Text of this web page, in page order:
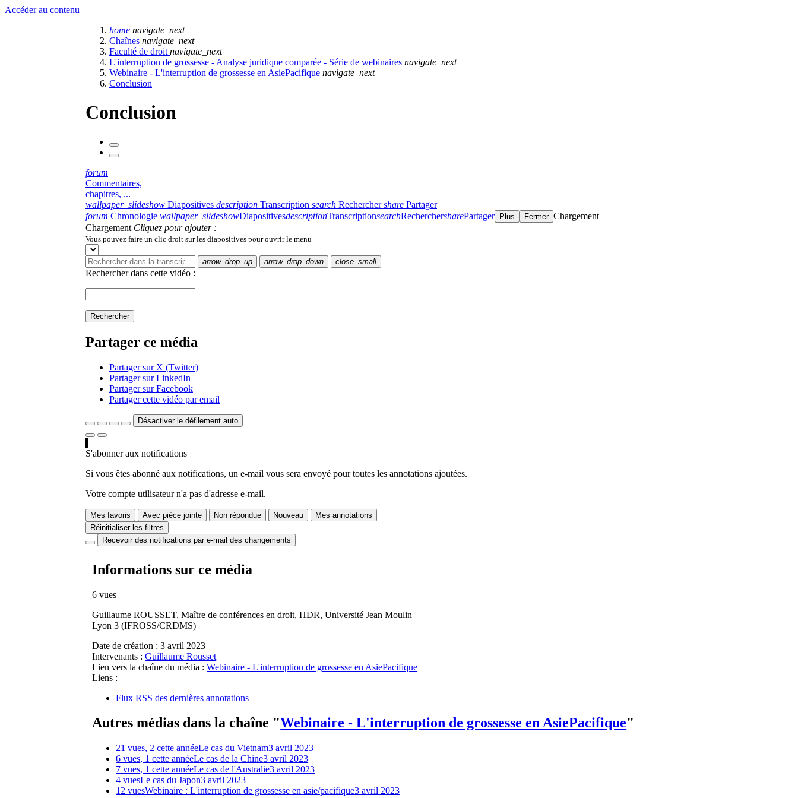
Accéder au contenu
home navigate_next
Chaînes navigate_next
Faculté de droit navigate_next
L'interruption de grossesse - Analyse juridique comparée - Série de webinaires navigate_next
Webinaire - L'interruption de grossesse en AsiePacifique navigate_next
Conclusion
Conclusion
forum
Commentaires,
chapitres, ...
wallpaper_slideshow Diapositives description Transcription search Rechercher share Partager
forum Chronologie wallpaper_slideshowDiapositivesdescriptionTranscriptionsearchRecherchersharePartager Plus Fermer Chargement
Chargement Cliquez pour ajouter :
Vous pouvez faire un clic droit sur les diapositives pour ouvrir le menu
arrow_drop_up arrow_drop_down close_small
Rechercher dans cette vidéo :
Rechercher
Partager ce média
Partager sur X (Twitter)
Partager sur LinkedIn
Partager sur Facebook
Partager cette vidéo par email
Désactiver le défilement auto
S'abonner aux notifications
Si vous êtes abonné aux notifications, un e-mail vous sera envoyé pour toutes les annotations ajoutées.
Votre compte utilisateur n'a pas d'adresse e-mail.
Mes favoris Avec pièce jointe Non répondue Nouveau
Mes annotations
Réinitialiser les filtres
Recevoir des notifications par e-mail des changements
Informations sur ce média
6 vues
Guillaume ROUSSET, Maître de conférences en droit, HDR, Université Jean Moulin
Lyon 3 (IFROSS/CRDMS)
Date de création : 3 avril 2023
Intervenants : Guillaume Rousset
Lien vers la chaîne du média : Webinaire - L'interruption de grossesse en AsiePacifique
Liens :
Flux RSS des dernières annotations
Autres médias dans la chaîne "Webinaire - L'interruption de grossesse en AsiePacifique"
21 vues, 2 cette annéeLe cas du Vietnam3 avril 2023
6 vues, 1 cette annéeLe cas de la Chine3 avril 2023
7 vues, 1 cette annéeLe cas de l'Australie3 avril 2023
4 vuesLe cas du Japon3 avril 2023
12 vuesWebinaire : L'interruption de grossesse en asie/pacifique3 avril 2023